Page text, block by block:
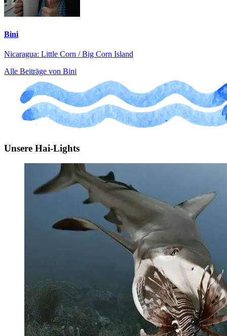
Bini
Nicaragua: Little Corn / Big Corn Island
Alle Beiträge von Bini
Unsere Hai-Lights